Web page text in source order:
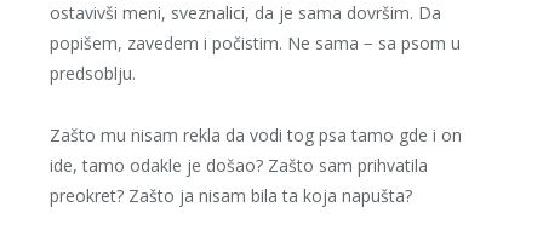
ostavivši meni, sveznalici, da je sama dovršim. Da
popišem, zavedem i počistim. Ne sama − sa psom u
predsoblju.
Zašto mu nisam rekla da vodi tog psa tamo gde i on
ide, tamo odakle je došao? Zašto sam prihvatila
preokret? Zašto ja nisam bila ta koja napušta?